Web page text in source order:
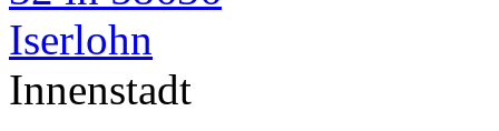
Innenstadt